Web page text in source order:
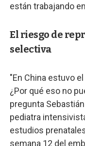
están trabajando
El riesgo de
selectiva
"En China estuvo
¿Por qué eso no
pregunta
pediatra
estudios
semana 12 del